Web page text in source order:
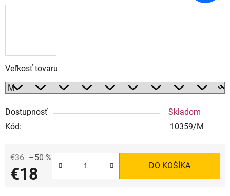
Veľkosť tovaru
Dostupnosť
Skladom
Kód:
10359/M
€36 –50 %
€18 DO KOŠÍKA